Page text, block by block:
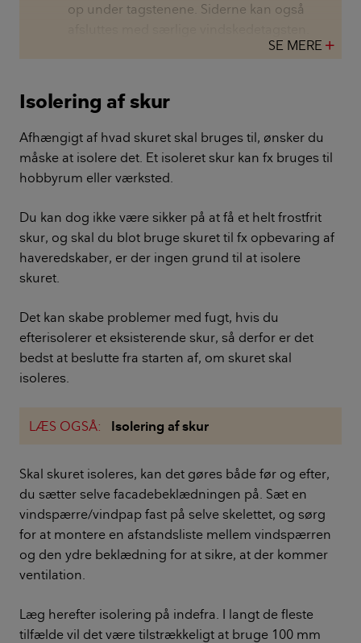
op under tagstenene. Siderne kan også
SE MERE
Isolering af skur
Afhængigt af hvad skuret skal bruges til, ønsker du
måske at isolere det. Et isoleret skur kan fx bruges til
hobbyrum eller værksted.
Du kan dog ikke være sikker på at få et helt frostfrit
skur, og skal du blot bruge skuret til fx opbevaring af
haveredskaber, er der ingen grund til at isolere
skuret.
Det kan skabe problemer med fugt, hvis du
efterisolerer et eksisterende skur, så derfor er det
bedst at beslutte fra starten af, om skuret skal
isoleres.
LÆS OGSÅ: Isolering af skur
Skal skuret isoleres, kan det gøres både før og efter,
du sætter selve facadebeklædningen på. Sæt en
vindspærre/vindpap fast på selve skelettet, og sørg
for at montere en afstandsliste mellem vindspærren
og den ydre beklædning for at sikre, at der kommer
ventilation.
Læg herefter isolering på indefra. I langt de fleste
tilfælde vil det være tilstrækkeligt at bruge 100 mm